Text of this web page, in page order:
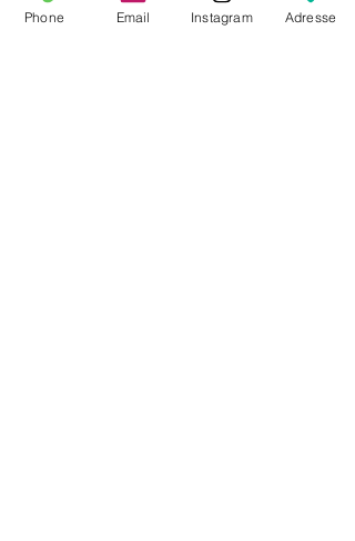
einer Vielzahl von
Möbelstücken zur
Phone Email Instagram Adresse